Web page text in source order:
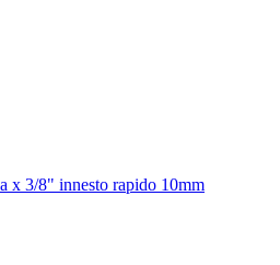
x 3/8" innesto rapido 10mm